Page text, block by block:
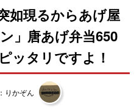
如現るからあげ屋
」唐あげ弁当650
ッタリですよ！
りかぞん